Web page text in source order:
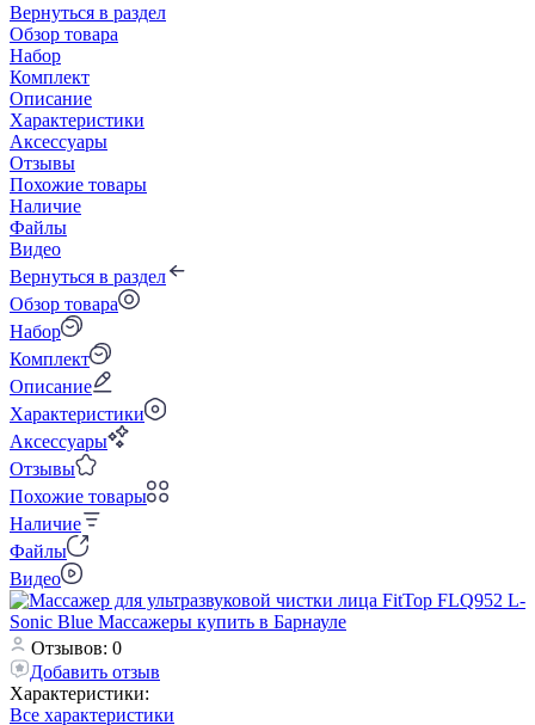
Вернуться в раздел
Обзор товара
Набор
Комплект
Описание
Характеристики
Аксессуары
Отзывы
Похожие товары
Наличие
Файлы
Видео
Вернуться в раздел
Обзор товара
Набор
Комплект
Описание
Характеристики
Аксессуары
Отзывы
Похожие товары
Наличие
Файлы
Видео
Отзывов: 0
Добавить отзыв
Характеристики:
Все характеристики